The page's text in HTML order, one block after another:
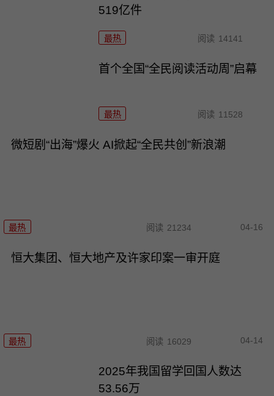
519亿件
最热 阅读 14141
首个全国“全民阅读活动周”启幕
最热 阅读 11528
微短剧“出海”爆火 AI掀起“全民共创”新浪潮
最热 阅读 21234 04-16
恒大集团、恒大地产及许家印案一审开庭
最热 阅读 16029 04-14
2025年我国留学回国人数达
53.56万